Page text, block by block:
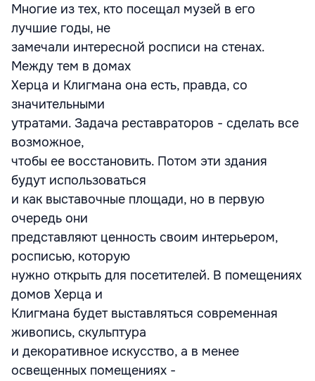
Многие из тех, кто посещал музей в его
лучшие годы, не
замечали интересной росписи на стенах.
Между тем в домах
Херца и Клигмана она есть, правда, со
значительными
утратами. Задача реставраторов - сделать все
возможное,
чтобы ее восстановить. Потом эти здания
будут использоваться
и как выставочные площади, но в первую
очередь они
представляют ценность своим интерьером,
росписью, которую
нужно открыть для посетителей. В помещениях
домов Херца и
Клигмана будет выставляться современная
живопись, скульптура
и декоративное искусство, а в менее
освещенных помещениях -